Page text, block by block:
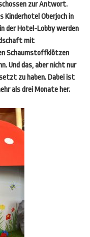
zur Antwort.
Kinderhotel Oberjoch in
der Hotel-Lobby werden
mit
Schaumstoffklötzen
Und das, aber nicht nur
zu haben. Dabei ist
als drei Monate her.